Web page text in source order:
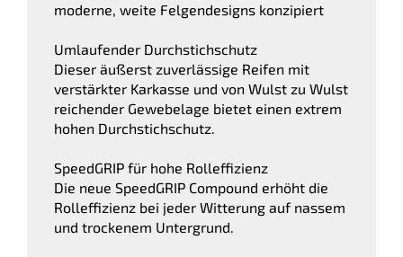
moderne, weite Felgendesigns konzipiert
Umlaufender Durchstichschutz
Dieser äußerst zuverlässige Reifen mit
verstärkter Karkasse und von Wulst zu Wulst
reichender Gewebelage bietet einen extrem
hohen Durchstichschutz.
SpeedGRIP für hohe Rolleffizienz
Die neue SpeedGRIP Compound erhöht die
Rolleffizienz bei jeder Witterung auf nassem
und trockenem Untergrund.